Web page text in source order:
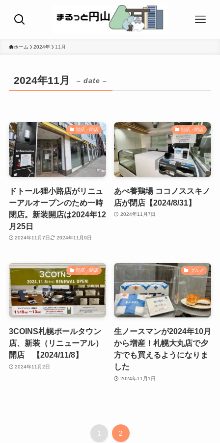
ホーム 2024年 11月
2024年11月 – date –
開店・閉店
ドトール狸小路店がリニュ
ーアルオープンのため一時
閉店。新装開店は2024年12
月25日
2024年11月7日 2024年11月9日
開店・閉店
あべ養鶏場 ココノススキノ
店が閉店【2024/8/31】
2024年11月7日
開店・閉店
3COINS札幌ポールタウン
店、新装（リニューアル）
開店 【2024/11/8】
2024年11月2日
グルメ
生ノースマンが2024年10月
から増産！札幌大丸店で夕
方でも買えるようになりま
した
2024年11月1日
1 2